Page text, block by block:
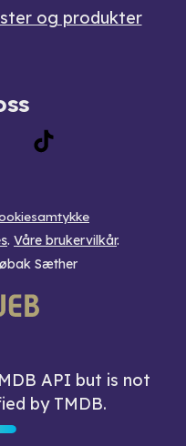
og produkter
. Våre brukervilkår.
Sæther
API but is not
by TMDB.